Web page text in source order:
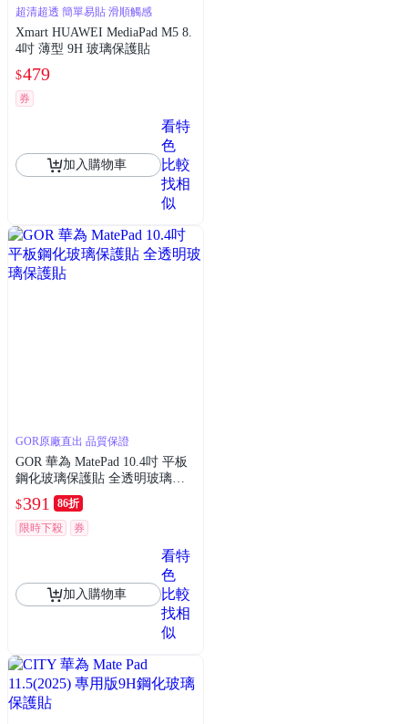
超清超透 簡單易貼 滑順觸感
Xmart HUAWEI MediaPad M5 8.
4吋 薄型 9H 玻璃保護貼
$479
券
加入購物車
看特
色
比較
找相
似
GOR原廠直出 品質保證
GOR 華為 MatePad 10.4吋 平板
鋼化玻璃保護貼 全透明玻璃保
$391
86折
限時下殺
券
加入購物車
看特
色
比較
找相
似